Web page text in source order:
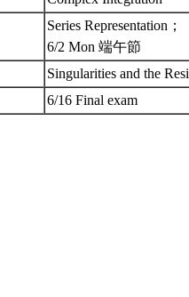
Series Representation；
6/2 Mon 端午節
Singularities and the
6/16 Final exam